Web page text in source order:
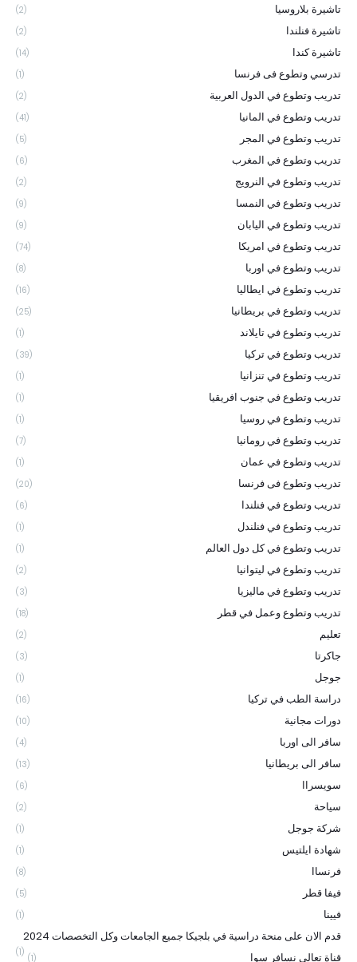
تاشيرة بلاروسيا (2)
تاشيرة فنلندا (2)
تاشيرة كندا (14)
تدرسي وتطوع فى فرنسا (1)
تدريب وتطوع في الدول العربية (2)
تدريب وتطوع في المانيا (41)
تدريب وتطوع في المجر (5)
تدريب وتطوع في المغرب (6)
تدريب وتطوع في النرويج (2)
تدريب وتطوع في النمسا (9)
تدريب وتطوع في اليابان (9)
تدريب وتطوع في امريكا (74)
تدريب وتطوع في اوربا (8)
تدريب وتطوع في ايطاليا (16)
تدريب وتطوع في بريطانيا (25)
تدريب وتطوع في تايلاند (1)
تدريب وتطوع في تركيا (39)
تدريب وتطوع في تنزانيا (1)
تدريب وتطوع في جنوب افريقيا (1)
تدريب وتطوع في روسيا (1)
تدريب وتطوع في رومانيا (7)
تدريب وتطوع في عمان (1)
تدريب وتطوع فى فرنسا (20)
تدريب وتطوع في فنلندا (6)
تدريب وتطوع في فنلندل (1)
تدريب وتطوع في كل دول العالم (1)
تدريب وتطوع في ليتوانيا (2)
تدريب وتطوع في ماليزيا (3)
تدريب وتطوع وعمل في قطر (18)
تعليم (2)
جاكرتا (3)
جوجل (1)
دراسة الطب في تركيا (16)
دورات مجانية (10)
سافر الى اوربا (4)
سافر الى بريطانيا (13)
سويسراا (6)
سياحة (2)
شركة جوجل (1)
شهادة ايلتيس (1)
فرنساا (8)
فيفا قطر (5)
فيينا (1)
قدم الان على منحة دراسية في بلجيكا جميع الجامعات وكل التخصصات 2024
(1) قناة تعالى نسافر سوا (1)